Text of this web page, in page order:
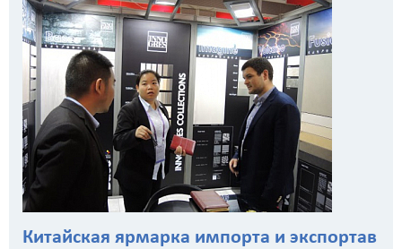
Китайская ярмарка импорта и экспортав